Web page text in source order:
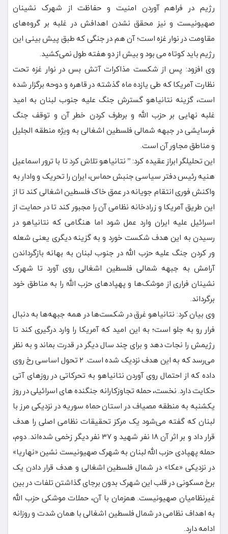
رژیم در فراهم آوردن امنیت و حفاظت از شهرک نشینان
صهیونیست و نیز محقق نشدن اهدافش در غلبه بر گروه‌های
مقاومت در نوار غزه است؛ آن هم در جنگی که طبق پیش بینی این
رژیم باید کوتاه می بود و بیش از دو هفته طول نمی‌کشید.
وی افزود: پس از شکست مذاکرات آتش بس در نوار غزه تحت
نظارت آمریکا که طی یازده ماه گذشته در قاهره و دوحه برگزار شده
است، گزینه نتانیاهو گسترش جنگ علیه جنوب لبنان به امید
غلبه نهایی بر حزب الله و برطرف کردن خطر آن و توقف جنگ
فرسایشی در جبهه شمالی فلسطین اشغالی به ویژه منطقه الجلیل
و مناطق مجاور آن است.
این تحلیلگر ابراز عقیده کرد: ” نتانیاهو تلاش کرد تا با ترور اسماعیل
هنیه رئیس دفتر سیاسی جنبش حماس، ایران را تحریک و وادار به
واکنش فوری انتقام جویانه در عمق خاک فلسطین اشغالی کند تا از
این طریق آمریکا و زرادخانه نظامی آن را مجبور کند تا در حمایت از
اسرائیل علیه ایران وارد عمل شود اما هنگامی که نتانیاهو در
رسیدن به این هدف شکست خورد و به گزینه دیگری یعنی شعله
ور کردن جنگ علیه حزب الله در جنوب لبنان به بهانه بازگرداندن
آرامش به جبهه شمالی فلسطین اشغالی روی آورد تا شهرک
نشینان فراری از موشک‌ها و پهپادهای حزب الله را به مناطق خود
برگرداند.
وی بیان کرد: نتانیاهو غرق در شکست‌ها در همه جبهه‌ها به دنبال
فرار رو به جلو است؛ به این امید که آمریکا را وارد درگیری کند تا
رژیمش را نجات دهد و برای چند سال دیگر در قدرت بماند و به نظر
می‌رسد که به این هدف نزدیک شده است. ۲ تحول اساسی رخ روی
داده که از احتمال روی آوردن نتانیاهو به تحرکاتی در روزهای آتی
حکایت دارد. نخست، حمله تجاوزکارانه جنگنده های اسرائیلی در روز
یکشنبه به منطقه مصیاف در استان حماه سوریه در نزدیکی مرز با
لبنان که گفته می‌شود یک مرکز تحقیقات نظامی اصلی را هدف
قرار داد و بر اثر آن ۱۸ نفر شهید و ۳۷ نفر دیگر زخمی شده‌اند. دوم،
حمله پهپادی حزب الله لبنان به شهرک صهیونیست نشین «نهاریا»
در نزدیکی «عکا» در شمال فلسطین اشغالی و هدف قرار دادن یک
برخ مسکونی در قلب این شهرک بدون برجای گذاشتن تلفات در بین
غیرنظامیان صهیونیست. همزمان با آن، حملات موشکی حزب الله
به اهداف نظامی در شمال فلسطین اشغالی با همان شدت و روزانه
ادامه دارد.